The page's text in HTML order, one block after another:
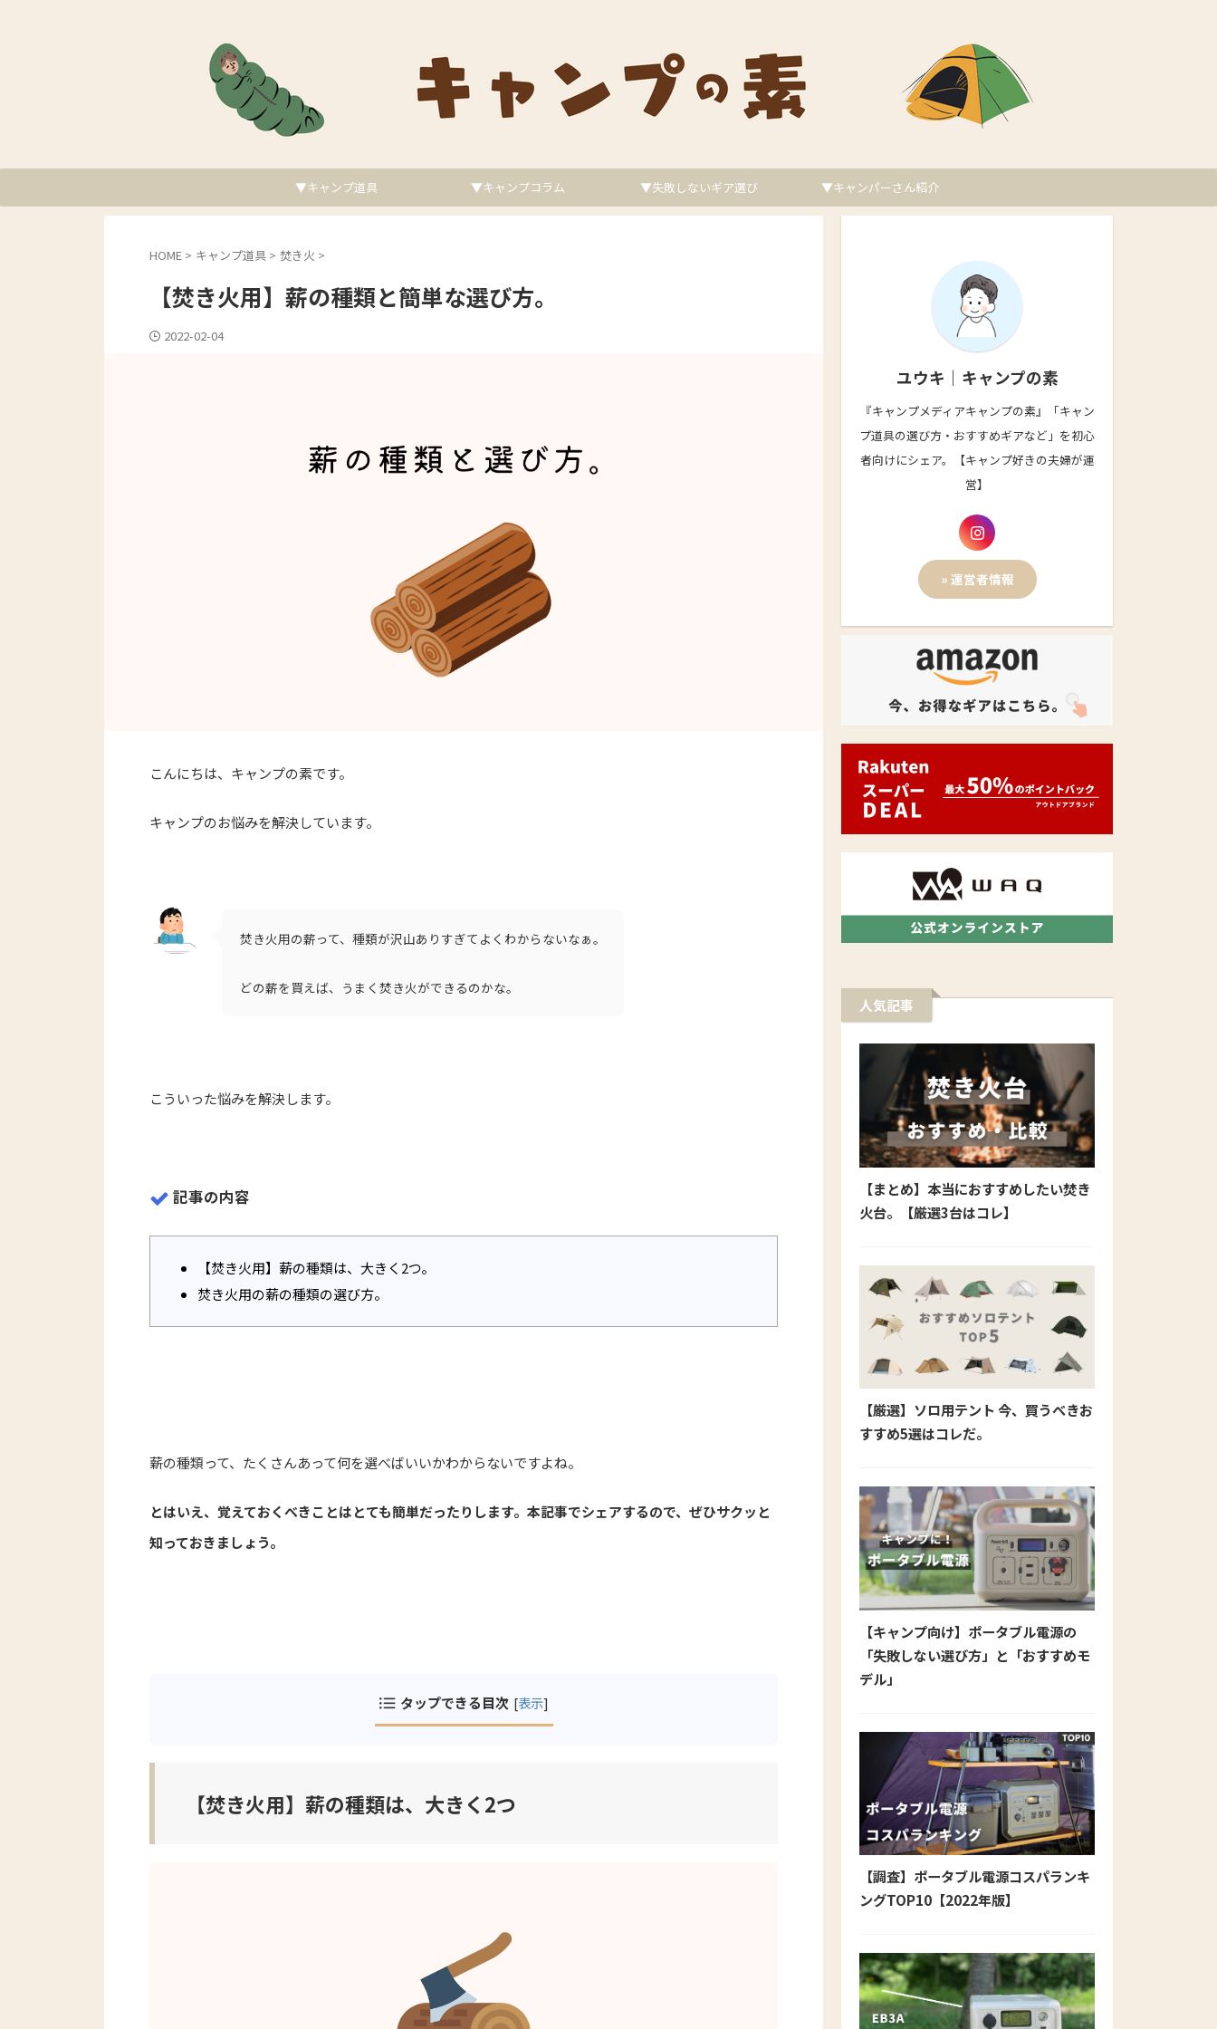
▼キャンプ道具 ▼キャンプコラム ▼失敗しないギア選び ▼キャンパーさん紹介
HOME > キャンプ道具 > 焚き火 >
【焚き火用】薪の種類と簡単な選び方。
2022-02-04
こんにちは、キャンプの素です。
キャンプのお悩みを解決しています。
焚き火用の薪って、種類が沢山ありすぎてよくわからないなぁ。
どの薪を買えば、うまく焚き火ができるのかな。
こういった悩みを解決します。
記事の内容
【焚き火用】薪の種類は、大きく2つ。
焚き火用の薪の種類の選び方。
薪の種類って、たくさんあって何を選べばいいかわからないですよね。
とはいえ、覚えておくべきことはとても簡単だったりします。本記事でシェアするので、ぜひサクッと
知っておきましょう。
タップできる目次 [表示]
【焚き火用】薪の種類は、大きく2つ
ユウキ｜キャンプの素
『キャンプメディアキャンプの素』「キャン
プ道具の選び方・おすすめギアなど」を初心
者向けにシェア。【キャンプ好きの夫婦が運
営】
» 運営者情報
人気記事
【まとめ】本当におすすめしたい焚き
火台。【厳選3台はコレ】
【厳選】ソロ用テント 今、買うべきお
すすめ5選はコレだ。
【キャンプ向け】ポータブル電源の
「失敗しない選び方」と「おすすめモ
デル」
【調査】ポータブル電源コスパランキ
ングTOP10【2022年版】